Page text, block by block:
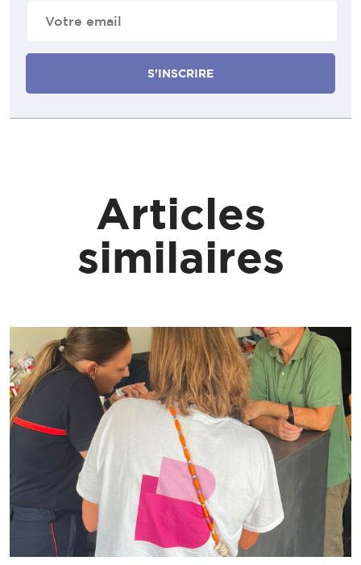
mail
Articles
similaires